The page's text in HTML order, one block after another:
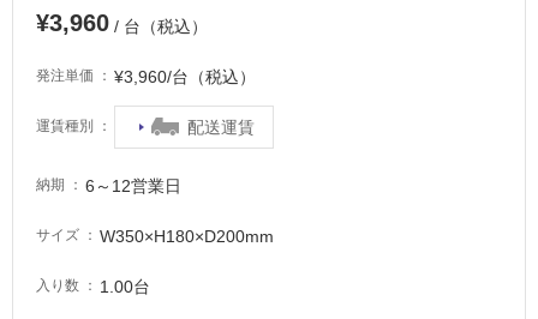
¥3,960 / 台（税込）
発注単価 ¥3,960/台（税込）
運賃種別 配送運賃
納期 6～12営業日
サイズ W350×H180×D200mm
入り数 1.00台
意
必
て
な